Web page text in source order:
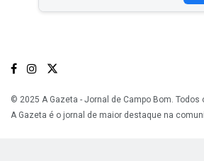
© 2025 A Gazeta - Jornal de Campo Bom.
A Gazeta é o jornal de maior destaque na